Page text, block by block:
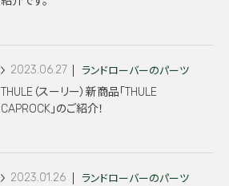
2023.06.27 ランドローバーのパーツ
THULE（スーリー）新商品「THULE
CAPROCK」のご紹介！
2023.01.26 ランドローバーのパーツ